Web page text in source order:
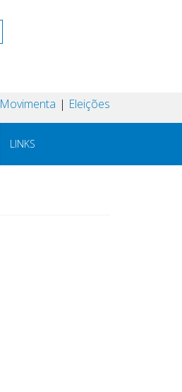
Movimenta Eleições
LINKS